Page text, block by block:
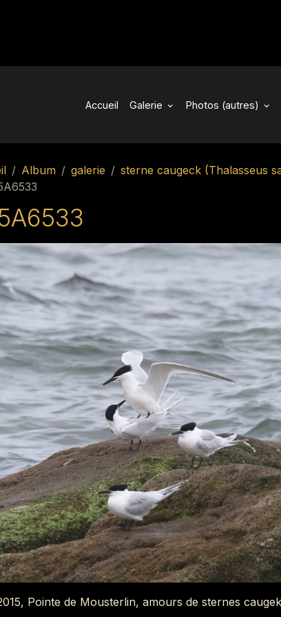
Accueil Galerie Photos (autres)
Album galerie
sterne caugeck (Thalasseus
Pointe de Mousterlin, amours de sternes caugek